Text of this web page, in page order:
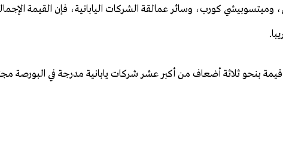
وميتسوبيشي كورب، وسائر عمالقة الشركات اليابانية، فإن القيمة
قيمة بنحو ثلاثة أضعاف من أكبر عشر شركات يابانية مدرجة في البورصة